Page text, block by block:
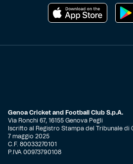
Genoa Cricket and Football Club S.p.A.
Via Ronchi 67, 16155 Genova Pegli
Iscritto al Registro Stampa del Tribunale di
7 maggio 2025
C.F. 80033270101
P.IVA 00973790108